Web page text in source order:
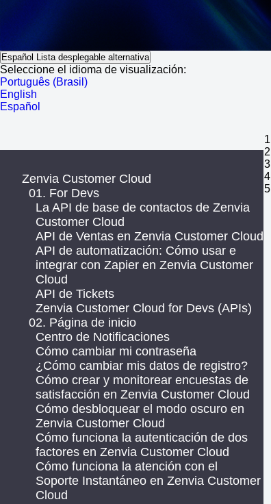
Español Lista desplegable alternativa
Seleccione el idioma de visualización:
Português (Brasil)
English
Español
Zenvia Customer Cloud
01. For Devs
La API de base de contactos de Zenvia
Customer Cloud
API de Ventas en Zenvia Customer Cloud
API de automatización: Cómo usar e
integrar con Zapier en Zenvia Customer
Cloud
API de Tickets
Zenvia Customer Cloud for Devs (APIs)
02. Página de inicio
Centro de Notificaciones
Cómo cambiar mi contraseña
¿Cómo cambiar mis datos de registro?
Cómo crear y monitorear encuestas de
satisfacción en Zenvia Customer Cloud
Cómo desbloquear el modo oscuro en
Zenvia Customer Cloud
Cómo funciona la autenticación de dos
factores en Zenvia Customer Cloud
Cómo funciona la atención con el
Soporte Instantáneo en Zenvia Customer
Cloud